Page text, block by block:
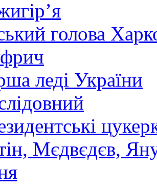
голова
леді України
Мєдвєдєв,